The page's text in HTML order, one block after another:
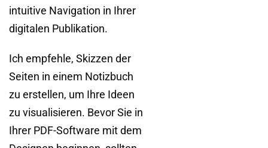
intuitive Navigation in Ihrer
digitalen Publikation.
Ich empfehle, Skizzen der
Seiten in einem Notizbuch
zu erstellen, um Ihre Ideen
zu visualisieren. Bevor Sie in
Ihrer PDF-Software mit dem